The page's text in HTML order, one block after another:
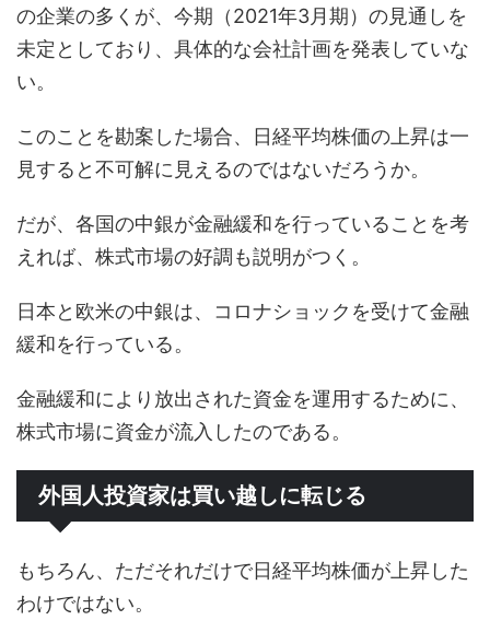
の企業の多くが、今期（2021年3月期）の見通しを
未定としており、具体的な会社計画を発表していな
い。
このことを勘案した場合、日経平均株価の上昇は一
見すると不可解に見えるのではないだろうか。
だが、各国の中銀が金融緩和を行っていることを考
えれば、株式市場の好調も説明がつく。
日本と欧米の中銀は、コロナショックを受けて金融
緩和を行っている。
金融緩和により放出された資金を運用するために、
株式市場に資金が流入したのである。
外国人投資家は買い越しに転じる
もちろん、ただそれだけで日経平均株価が上昇した
わけではない。